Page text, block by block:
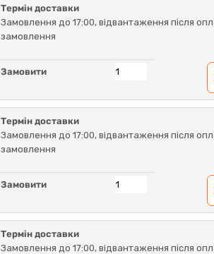
Термін доставки
Замовлення до 17:00, відвантаження після
замовлення
Замовити
Термін доставки
Замовлення до 17:00, відвантаження після
замовлення
Замовити
Термін доставки
Замовлення до 17:00, відвантаження після